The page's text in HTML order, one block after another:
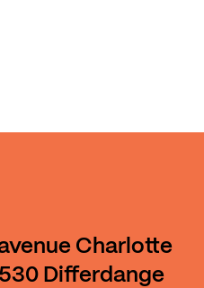
Charlotte
Differdange